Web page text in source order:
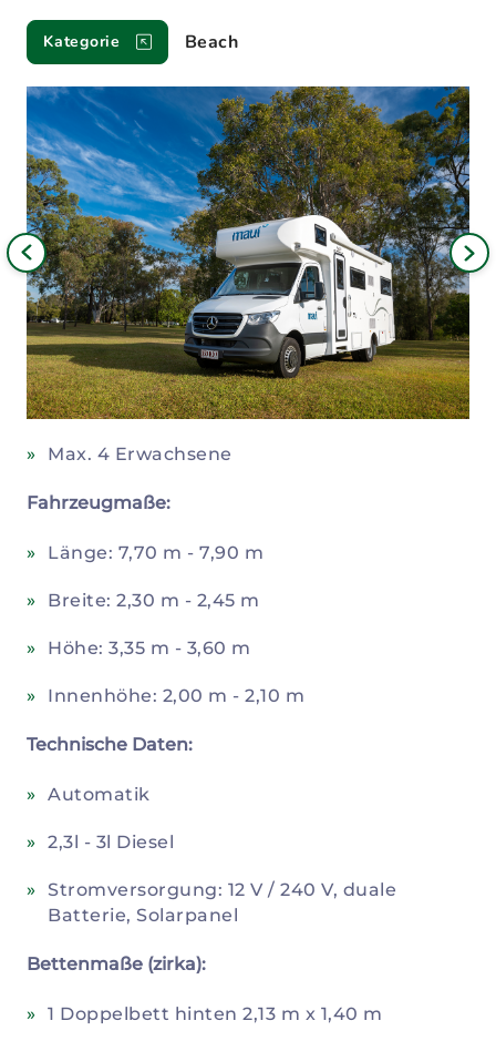
Kategorie Beach
Max. 4 Erwachsene
Fahrzeugmaße:
Länge: 7,70 m - 7,90 m
Breite: 2,30 m - 2,45 m
Höhe: 3,35 m - 3,60 m
Innenhöhe: 2,00 m - 2,10 m
Technische Daten:
Automatik
2,3l - 3l Diesel
Stromversorgung: 12 V / 240 V, duale
Batterie, Solarpanel
Bettenmaße (zirka):
1 Doppelbett hinten 2,13 m x 1,40 m